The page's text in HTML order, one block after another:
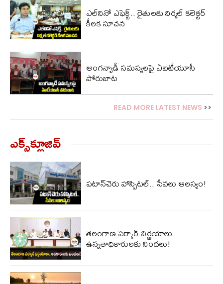
ఎల్‌‌నినో ఎఫెక్ట్.. రైతులకు నిర్మల్ కలెక్టర్
కీలక సూచన
అంగన్వాడీ సమస్యలపై ఏఐటీయూసీ
పోరుబాట
READ MORE LATEST NEWS >>
ఎక్స్‌క్లూజివ్‌
పటాన్‌చెరు హాస్పిటల్.. సేవలు ఆలస్యం!
తెలంగాణ సర్కార్ నిర్ణయాలు..
ఉన్నతాధికారులకు నిందలు!